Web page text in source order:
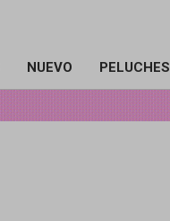
NUEVO PELUCHES